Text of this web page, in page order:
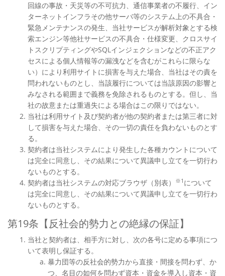
回線の事故・天災等の不可抗力、通信事業者の不履行、イン
ターネットインフラその他サーバ等のシステム上の不具合・
緊急メンテナンスの発生、当社サービスが解析対象とする検
索エンジン等他社サービスの不具合・仕様変更、クロスサイ
トスクリプティングやSQLインジェクションなどの不正アク
セスによる個人情報等の漏洩などを含むがこれらに限らな
い）により利用サイトに損害を与えた場合、当社はその責を
問われないものとし、当該履行については当該原因の影響と
みなされる範囲まで義務を免除されるものとする。但し、当
社の故意または重過失による場合はこの限りではない。
当社は利用サイト及び契約者が他の契約者または第三者に対
して損害を与えた場合、その一切の責任を負わないものとす
る。
契約者は当社システムにより発生した各種カウントについて
は完全に同意し、その結果について異議申し立てを一切行わ
ないものとする。
契約者は当社システムの対応ブラウザ（別表）
※1 について
は完全に同意し、その結果について異議申し立てを一切行わ
ないものとする。
第19条【反社会的勢力との絶縁の保証】
当社と契約者は、相手方に対し、次の各号に定める事項につ
いて表明し保証する。
暴力団等の反社会的勢力から直接・間接を問わず、か
つ、名目の如何を問わず資本・資金を導入し資本・資